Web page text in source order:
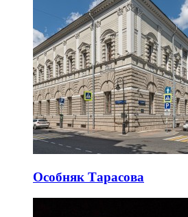
Особняк Тарасова